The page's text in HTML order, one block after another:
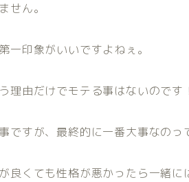
せん。
一印象がいいですよねぇ。
理由だけでモテる事はないのです
ですが、最終的に一番大事なのっ
良くても性格が悪かったら一緒に